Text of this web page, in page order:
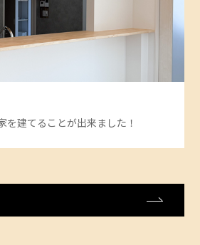
を建てることが出来ました！